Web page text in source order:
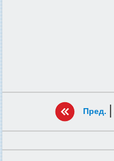
Пред. |